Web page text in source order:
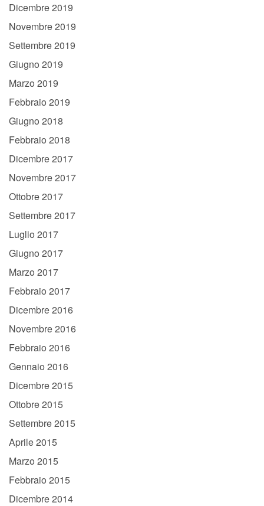
Dicembre 2019
Novembre 2019
Settembre 2019
Giugno 2019
Marzo 2019
Febbraio 2019
Giugno 2018
Febbraio 2018
Dicembre 2017
Novembre 2017
Ottobre 2017
Settembre 2017
Luglio 2017
Giugno 2017
Marzo 2017
Febbraio 2017
Dicembre 2016
Novembre 2016
Febbraio 2016
Gennaio 2016
Dicembre 2015
Ottobre 2015
Settembre 2015
Aprile 2015
Marzo 2015
Febbraio 2015
Dicembre 2014